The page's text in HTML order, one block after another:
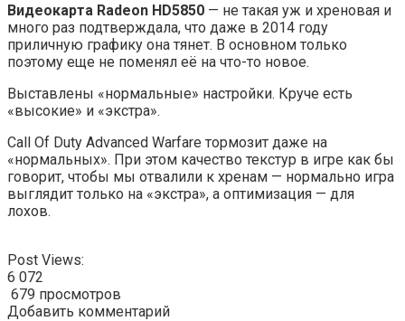
Видеокарта Radeon HD5850 — не такая уж и хреновая и
много раз подтверждала, что даже в 2014 году
приличную графику она тянет. В основном только
поэтому еще не поменял её на что-то новое.
Выставлены «нормальные» настройки. Круче есть
«высокие» и «экстра».
Call Of Duty Advanced Warfare тормозит даже на
«нормальных». При этом качество текстур в игре как бы
говорит, чтобы мы отвалили к хренам — нормально игра
выглядит только на «экстра», а оптимизация — для
лохов.
Post Views:
6 072
679 просмотров
Добавить комментарий